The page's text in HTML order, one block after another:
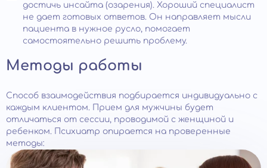
достичь инсайта (озарения). Хороший специалист
не дает готовых ответов. Он направляет мысли
пациента в нужное русло, помогает
самостоятельно решить проблему.
Методы работы
Способ взаимодействия подбирается индивидуально с
каждым клиентом. Прием для мужчины будет
отличаться от сессии, проводимой с женщиной и
ребенком. Психиатр опирается на проверенные
методы: